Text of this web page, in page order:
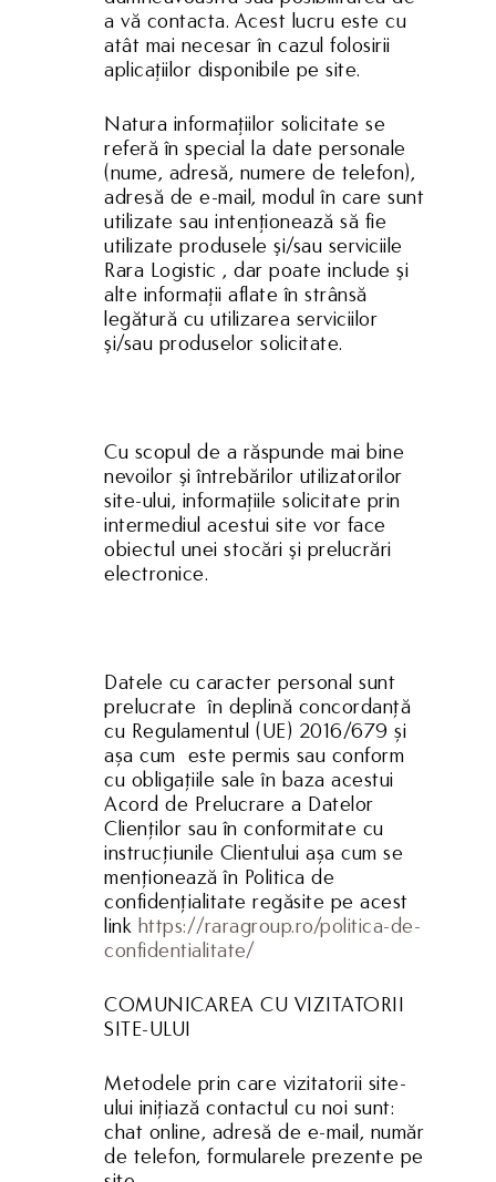
a vă contacta. Acest lucru este cu
atât mai necesar în cazul folosirii
aplicaţiilor disponibile pe site.
Natura informaţiilor solicitate se
referă în special la date personale
(nume, adresă, numere de telefon),
adresă de e-mail, modul în care sunt
utilizate sau intenţionează să fie
utilizate produsele şi/sau serviciile
Rara Logistic , dar poate include şi
alte informaţii aflate în strânsă
legătură cu utilizarea serviciilor
şi/sau produselor solicitate.
Cu scopul de a răspunde mai bine
nevoilor şi întrebărilor utilizatorilor
site-ului, informaţiile solicitate prin
intermediul acestui site vor face
obiectul unei stocări şi prelucrări
electronice.
Datele cu caracter personal sunt
prelucrate în deplină concordanță
cu Regulamentul (UE) 2016/679 și
așa cum este permis sau conform
cu obligațiile sale în baza acestui
Acord de Prelucrare a Datelor
Clienților sau în conformitate cu
instrucțiunile Clientului așa cum se
menționează în Politica de
confidențialitate regăsite pe acest
link https://raragroup.ro/politica-de-
confidentialitate/
COMUNICAREA CU VIZITATORII
SITE-ULUI
Metodele prin care vizitatorii site-
ului inițiază contactul cu noi sunt:
chat online, adresă de e-mail, număr
de telefon, formularele prezente pe
500331 Brașov, RO